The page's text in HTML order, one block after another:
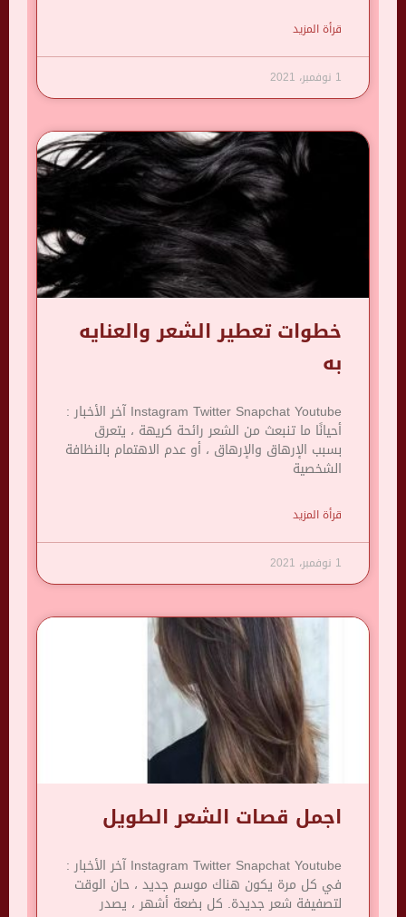
قرأة المزيد
1 نوفمبر، 2021
خطوات تعطير الشعر والعنايه
به
Instagram Twitter Snapchat Youtube آخر الأخبار :
أحيانًا ما تنبعث من الشعر رائحة كريهة ، يتعرق
بسبب الإرهاق والإرهاق ، أو عدم الاهتمام بالنظافة
الشخصية
قرأة المزيد
1 نوفمبر، 2021
اجمل قصات الشعر الطويل
Instagram Twitter Snapchat Youtube آخر الأخبار :
في كل مرة يكون هناك موسم جديد ، حان الوقت
لتصفيفة شعر جديدة. كل بضعة أشهر ، يصدر